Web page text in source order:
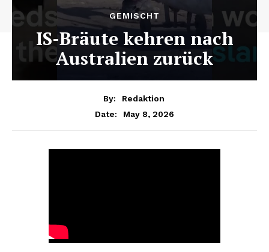
GEMISCHT
IS-Bräute kehren nach
Australien zurück
By:
Redaktion
Date:
May 8, 2026